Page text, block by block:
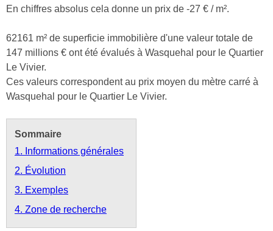
En chiffres absolus cela donne un prix de -27 € / m².
62161 m² de superficie immobilière d'une valeur totale de
147 millions € ont été évalués à Wasquehal pour le Quartier
Le Vivier.
Ces valeurs correspondent au prix moyen du mètre carré à
Wasquehal pour le Quartier Le Vivier.
Sommaire
1. Informations générales
2. Évolution
3. Exemples
4. Zone de recherche